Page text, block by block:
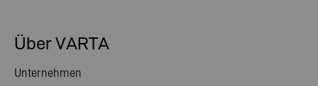
Über VARTA
Unternehmen